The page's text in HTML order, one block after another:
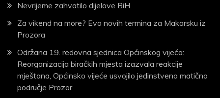
Nevrijeme zahvatilo dijelove BiH
Za vikend na more? Evo novih termina za Makarsku iz
Prozora
Održana 19. redovna sjednica Općinskog vijeća:
Reorganizacija biračkih mjesta izazvala reakcije
mještana, Općinsko vijeće usvojilo jedinstveno matično
područje Prozor